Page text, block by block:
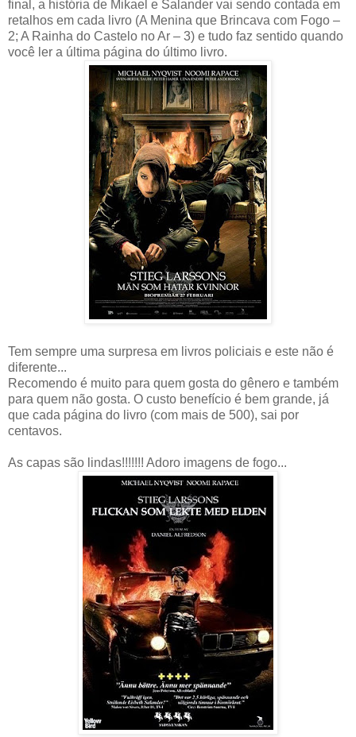
final, a história de Mikael e Salander vai sendo contada em
retalhos em cada livro (A Menina que Brincava com Fogo –
2; A Rainha do Castelo no Ar – 3) e tudo faz sentido quando
você ler a última página do último livro.
Tem sempre uma surpresa em livros policiais e este não é
diferente...
Recomendo é muito para quem gosta do gênero e também
para quem não gosta. O custo benefício é bem grande, já
que cada página do livro (com mais de 500), sai por
centavos.
As capas são lindas!!!!!!! Adoro imagens de fogo...